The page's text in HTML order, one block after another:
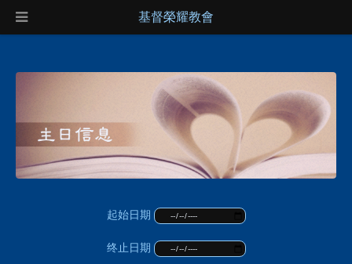
起始日期
终止日期
基督榮耀教會